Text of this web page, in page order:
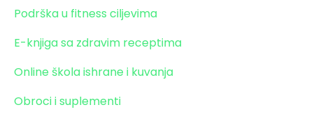
Podrška u fitness ciljevima
E-knjiga sa zdravim receptima
Online škola ishrane i kuvanja
Obroci i suplementi